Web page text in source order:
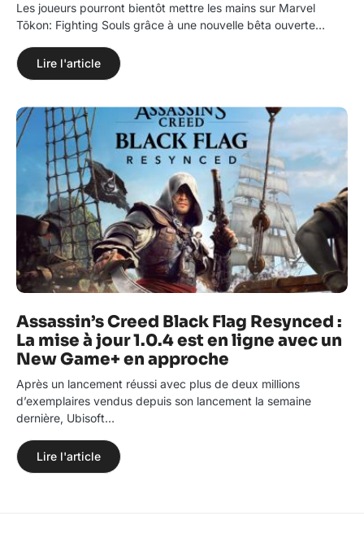
Les joueurs pourront bientôt mettre les mains sur Marvel
Tōkon: Fighting Souls grâce à une nouvelle bêta ouverte…
Lire l'article
Assassin’s Creed Black Flag Resynced :
La mise à jour 1.0.4 est en ligne avec un
New Game+ en approche
Après un lancement réussi avec plus de deux millions
d’exemplaires vendus depuis son lancement la semaine
dernière, Ubisoft…
Lire l'article